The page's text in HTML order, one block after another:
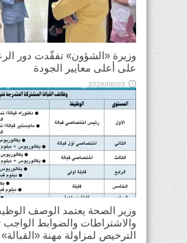
وزيرة «الشؤون» تفقّدت دور
على أعلى معايير الجودة
2026/08/03
وزير الصحة يعتمد الوصف
والاشتراطات والضوابط الواجب
الترخيص لمزاولة مهنة «القبالة»